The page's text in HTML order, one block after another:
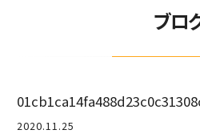
ブロ
2020.11.25